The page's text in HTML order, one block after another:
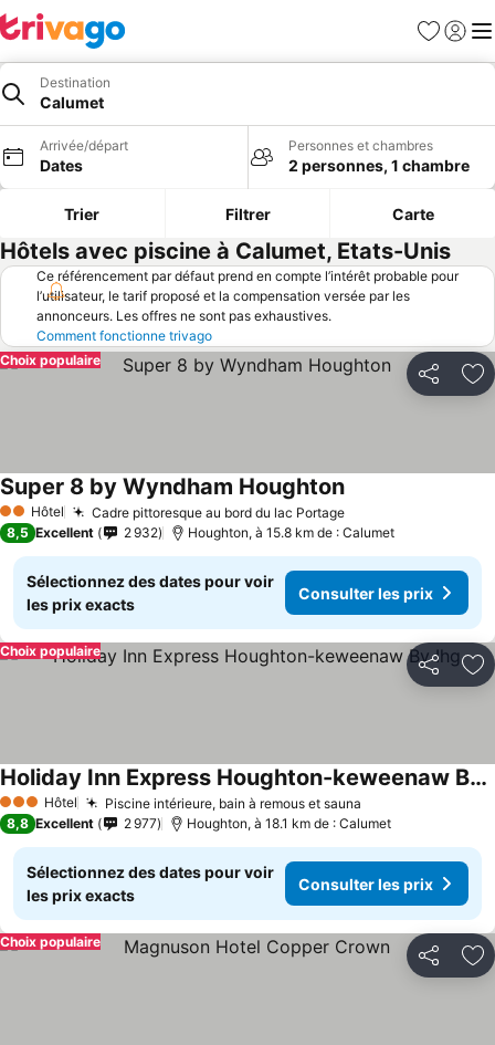
Favoris
Se
Destination
Calumet
Arrivée/départ
Dates
Personnes et chambres
2 personnes, 1 chambre
Trier Filtrer Carte
Hôtels avec piscine à Calumet, Etats-Unis
Ce référencement par défaut prend en compte l’intérêt probable pour
l’utilisateur, le tarif proposé et la compensation versée par les
annonceurs. Les offres ne sont pas exhaustives.
Comment fonctionne trivago
Partager
Choix populaire
2 Étoiles
Hôtel Cadre pittoresque au bord du lac Portage
Super 8 by Wyndham Houghton
8,5 Excellent 2 932 Houghton, à 15.8 km de : Calumet
Sélectionnez des dates pour voir
les prix exacts
Consulter les prix
Partager
Choix populaire
3 ÉtoilesHôtel Piscine intérieure, bain à remous et sauna
Holiday Inn Express Houghton-keweenaw By Ihg
8,8 Excellent 2 977 Houghton, à 18.1 km de : Calumet
Sélectionnez des dates pour voir
les prix exacts
Consulter les prix
Partager
Choix populaire